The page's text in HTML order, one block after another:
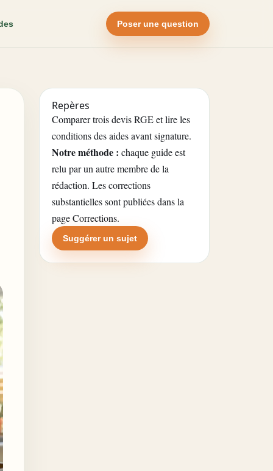
Poser une question
Repères
Comparer trois devis RGE et lire les
conditions des aides avant signature.
Notre méthode : chaque guide est
relu par un autre membre de la
rédaction. Les corrections
substantielles sont publiées dans la
page Corrections.
Suggérer un sujet